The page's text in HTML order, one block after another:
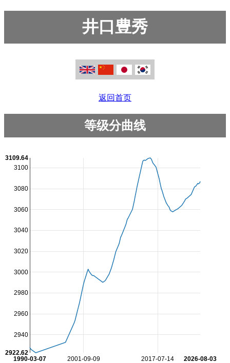
井口豊秀
返回首页
等级分曲线
2001-09-09 2017-07-14
1990-03-07 2026-08-03
2940
2960
2980
3000
3020
3040
3060
3080
3100
2922.62
3109.64